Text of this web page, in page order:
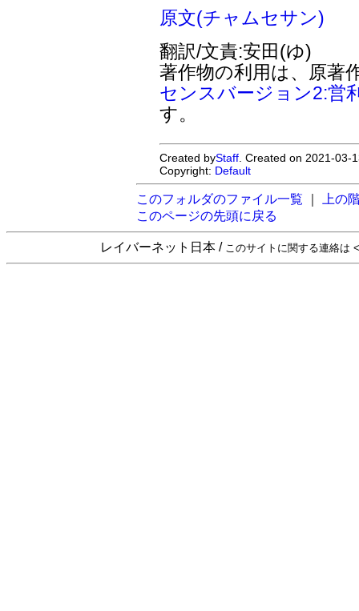
原文(チャムセサン)
翻訳/文責:安田(ゆ)
著作物の利用は、原著
センスバージョン2:営
す。
Created byStaff . Created on 2021-
Copyright: Default
このフォルダのファイル一覧
上の
このページの先頭に戻る
レイバーネット日本 / このサイトに関する連絡は